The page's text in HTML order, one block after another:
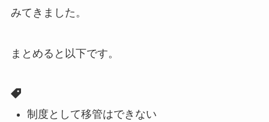
みてきました。
まとめると以下です。
制度として移管はできない